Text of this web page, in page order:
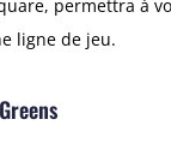
permettra à
ligne de jeu.